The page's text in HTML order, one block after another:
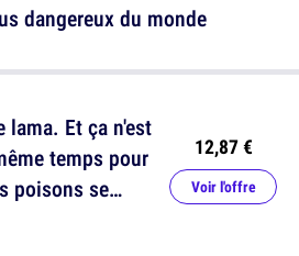
lama. Et ça n'est
temps pour
poisons se
12,87 €
Voir l'offre
dangereux du monde